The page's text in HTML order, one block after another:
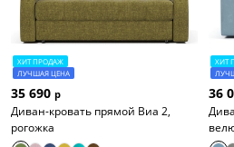
ХИТ ПРОДАЖ
ЛУЧШАЯ ЦЕНА
35 690 р
Диван-кровать прямой Виа 2,
рогожка
ХИТ
36